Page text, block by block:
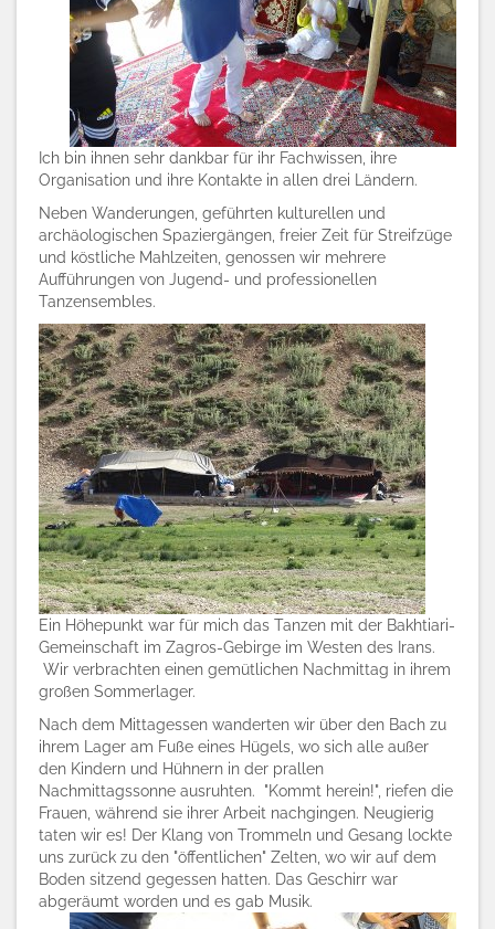
Ich bin ihnen sehr dankbar für ihr Fachwissen, ihre
Organisation und ihre Kontakte in allen drei Ländern.
Neben Wanderungen, geführten kulturellen und
archäologischen Spaziergängen, freier Zeit für Streifzüge
und köstliche Mahlzeiten, genossen wir mehrere
Aufführungen von Jugend- und professionellen
Tanzensembles.
Ein Höhepunkt war für mich das Tanzen mit der Bakhtiari-
Gemeinschaft im Zagros-Gebirge im Westen des Irans.
Wir verbrachten einen gemütlichen Nachmittag in ihrem
großen Sommerlager.
Nach dem Mittagessen wanderten wir über den Bach zu
ihrem Lager am Fuße eines Hügels, wo sich alle außer
den Kindern und Hühnern in der prallen
Nachmittagssonne ausruhten. "Kommt herein!", riefen die
Frauen, während sie ihrer Arbeit nachgingen. Neugierig
taten wir es! Der Klang von Trommeln und Gesang lockte
uns zurück zu den "öffentlichen" Zelten, wo wir auf dem
Boden sitzend gegessen hatten. Das Geschirr war
abgeräumt worden und es gab Musik.